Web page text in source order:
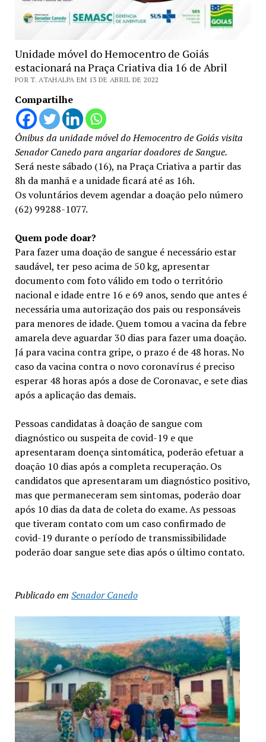
Unidade móvel do Hemocentro de Goiás
estacionará na Praça Criativa dia 16 de Abril
POR T. ATAHALPA EM 13 DE ABRIL DE 2022
Compartilhe
Ônibus da unidade móvel do Hemocentro de Goiás visita
Senador Canedo para angariar doadores de Sangue.
Será neste sábado (16), na Praça Criativa a partir das
8h da manhã e a unidade ficará até as 16h.
Os voluntários devem agendar a doação pelo número
(62) 99288-1077.
Quem pode doar?
Para fazer uma doação de sangue é necessário estar
saudável, ter peso acima de 50 kg, apresentar
documento com foto válido em todo o território
nacional e idade entre 16 e 69 anos, sendo que antes é
necessária uma autorização dos pais ou responsáveis
para menores de idade. Quem tomou a vacina da febre
amarela deve aguardar 30 dias para fazer uma doação.
Já para vacina contra gripe, o prazo é de 48 horas. No
caso da vacina contra o novo coronavírus é preciso
esperar 48 horas após a dose de Coronavac, e sete dias
após a aplicação das demais.
Pessoas candidatas à doação de sangue com
diagnóstico ou suspeita de covid-19 e que
apresentaram doença sintomática, poderão efetuar a
doação 10 dias após a completa recuperação. Os
candidatos que apresentaram um diagnóstico positivo,
mas que permaneceram sem sintomas, poderão doar
após 10 dias da data de coleta do exame. As pessoas
que tiveram contato com um caso confirmado de
covid-19 durante o período de transmissibilidade
poderão doar sangue sete dias após o último contato.
Publicado em Senador Canedo